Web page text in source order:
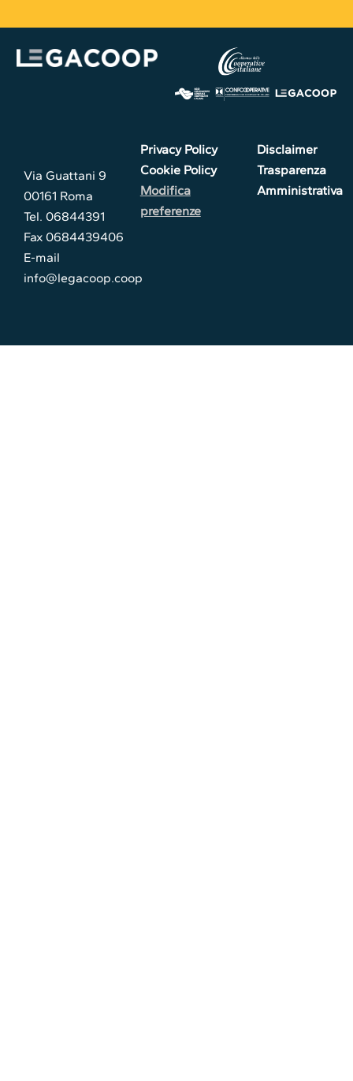
Via Guattani 9
00161 Roma
Tel. 06844391
Fax 0684439406
E-mail
info@legacoop.coop
Privacy Policy
Cookie Policy
Modifica
preferenze
Disclaimer
Trasparenza
Amministrativa